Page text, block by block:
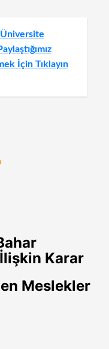
Üniversite
İçin Tıklayın
Karar
Meslekler